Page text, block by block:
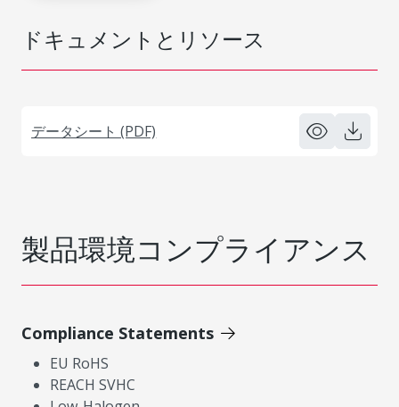
ドキュメントとリソース
データシート (PDF)
製品環境コンプライアンス
Compliance Statements
EU RoHS
REACH SVHC